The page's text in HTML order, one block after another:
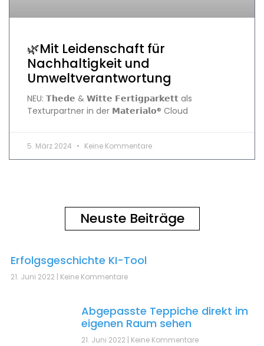
🌿Mit Leidenschaft für
Nachhaltigkeit und
Umweltverantwortung
NEU: 𝗧𝗵𝗲𝗱𝗲 & 𝗪𝗶𝘁𝘁𝗲 𝗙𝗲𝗿𝘁𝗶𝗴𝗽𝗮𝗿𝗸𝗲𝘁𝘁 als
Texturpartner in der 𝗠𝗮𝘁𝗲𝗿𝗶𝗮𝗹𝗼® Cloud
5. März 2024 Keine Kommentare
Neuste Beiträge
Erfolgsgeschichte KI-Tool
21. Juni 2022 Keine Kommentare
Abgepasste Teppiche direkt im
eigenen Raum sehen
21. Juni 2022 Keine Kommentare